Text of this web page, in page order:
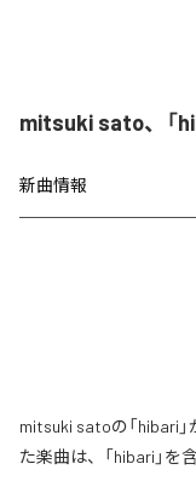
mitsuki sato、「
新曲情報
mitsuki satoの「hibari
た楽曲は、「hibari」を